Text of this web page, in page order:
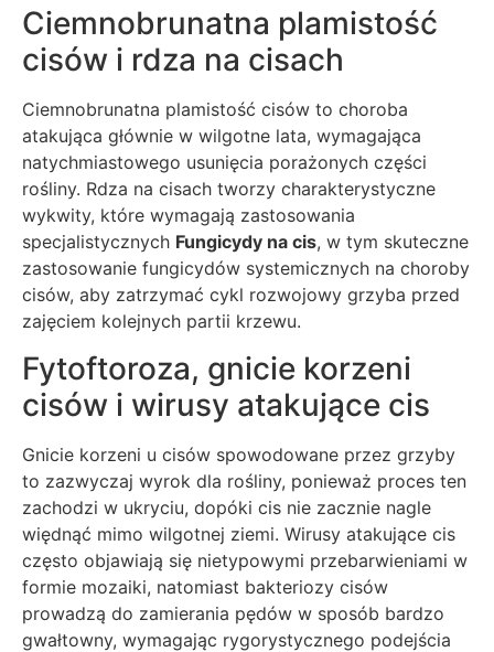
Ciemnobrunatna plamistość
cisów i rdza na cisach
Ciemnobrunatna plamistość cisów to choroba
atakująca głównie w wilgotne lata, wymagająca
natychmiastowego usunięcia porażonych części
rośliny. Rdza na cisach tworzy charakterystyczne
wykwity, które wymagają zastosowania
specjalistycznych Fungicydy na cis, w tym skuteczne
zastosowanie fungicydów systemicznych na choroby
cisów, aby zatrzymać cykl rozwojowy grzyba przed
zajęciem kolejnych partii krzewu.
Fytoftoroza, gnicie korzeni
cisów i wirusy atakujące cis
Gnicie korzeni u cisów spowodowane przez grzyby
to zazwyczaj wyrok dla rośliny, ponieważ proces ten
zachodzi w ukryciu, dopóki cis nie zacznie nagle
więdnąć mimo wilgotnej ziemi. Wirusy atakujące cis
często objawiają się nietypowymi przebarwieniami w
formie mozaiki, natomiast bakteriozy cisów
prowadzą do zamierania pędów w sposób bardzo
gwałtowny, wymagając rygorystycznego podejścia